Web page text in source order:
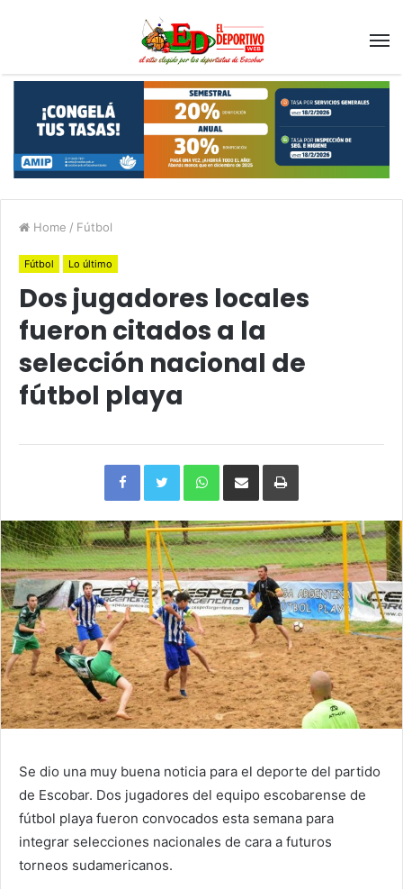
Home / Fútbol
Fútbol Lo último
Dos jugadores locales
fueron citados a la
selección nacional de
fútbol playa
FacebookTwitterWhatsAppCompartirImprimir
Se dio una muy buena noticia para el deporte del partido
de Escobar. Dos jugadores del equipo escobarense de
fútbol playa fueron convocados esta semana para
integrar selecciones nacionales de cara a futuros
torneos sudamericanos.